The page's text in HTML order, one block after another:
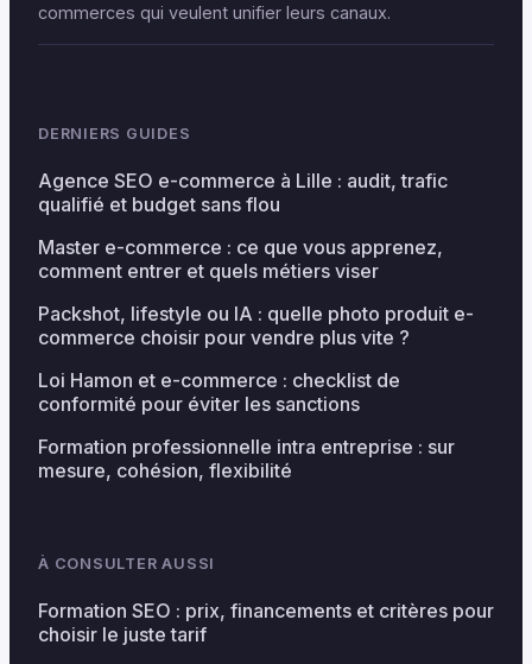
commerces qui veulent unifier leurs canaux.
DERNIERS GUIDES
Agence SEO e-commerce à Lille : audit, trafic
qualifié et budget sans flou
Master e-commerce : ce que vous apprenez,
comment entrer et quels métiers viser
Packshot, lifestyle ou IA : quelle photo produit e-
commerce choisir pour vendre plus vite ?
Loi Hamon et e-commerce : checklist de
conformité pour éviter les sanctions
Formation professionnelle intra entreprise : sur
mesure, cohésion, flexibilité
À CONSULTER AUSSI
Formation SEO : prix, financements et critères pour
choisir le juste tarif